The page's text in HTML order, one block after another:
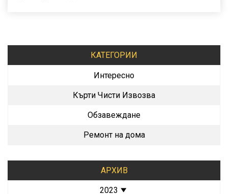
КАТЕГОРИИ
Интересно
Кърти Чисти Извозва
Обзавеждане
Ремонт на дома
АРХИВ
2023